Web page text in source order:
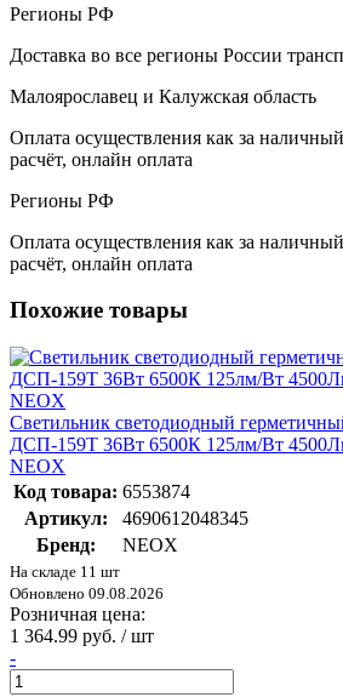
Регионы РФ
Доставка во все регионы России
Малоярославец и Калужская область
Оплата осуществления как за
расчёт, онлайн оплата
Регионы РФ
Оплата осуществления как за
расчёт, онлайн оплата
Похожие товары
Светильник светодиодный
ДСП-159Т 36Вт 6500К 125лм/Вт
NEOX
Код товара: 6553874
Артикул:
4690612048345
Бренд:
NEOX
На складе 11 шт
Обновлено 09.08.2026
Розничная цена:
1 364.99 руб. / шт
-